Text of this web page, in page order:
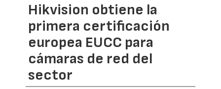
Hikvision obtiene la
primera certificación
europea EUCC para
cámaras de red del
sector